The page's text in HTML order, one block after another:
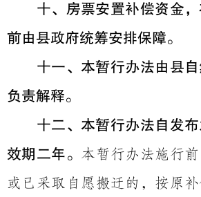
十、房票安置补偿资金
前由县政府统筹安排保障。
十一、 本暂行办法由县
负责解释。
十二、本暂行办法自发
效期二年。 本暂行办法施行
或已采取自愿搬迁的，按原